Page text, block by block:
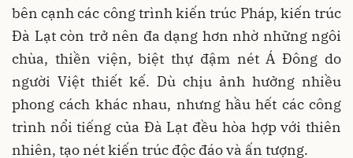
bên cạnh các công trình kiến trúc Pháp, kiến trúc
Đà Lạt còn trở nên đa dạng hơn nhờ những ngôi
chùa, thiền viện, biệt thự đậm nét Á Đông do
người Việt thiết kế. Dù chịu ảnh hưởng nhiều
phong cách khác nhau, nhưng hầu hết các công
trình nổi tiếng của Đà Lạt đều hòa hợp với thiên
nhiên, tạo nét kiến trúc độc đáo và ấn tượng.